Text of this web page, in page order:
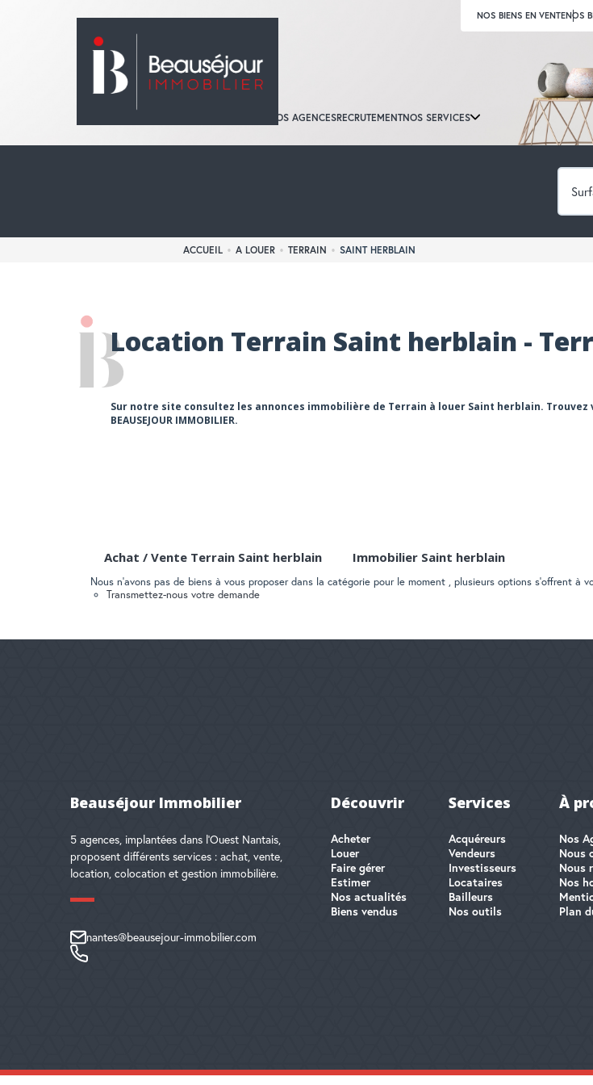
NOS BIENS EN VENTENOS
NOS AGENCESRECRUTEMENTNOS SERVICES
ACCUEIL A LOUER TERRAIN SAINT HERBLAIN
Location Terrain Saint herblain -
Sur notre site consultez les annonces immobilière de Terrain à louer Saint herblain.
BEAUSEJOUR IMMOBILIER.
Achat / Vente Terrain Saint herblain Immobilier Saint herblain
Nous n'avons pas de biens à vous proposer dans la catégorie pour le moment , plusieurs options s'offrent à
Transmettez-nous votre demande
Beauséjour Immobilier
5 agences, implantées dans l'Ouest Nantais,
proposent différents services : achat, vente,
location, colocation et gestion immobilière.
nantes@beausejour-immobilier.com
Découvrir
Acheter
Louer
Faire gérer
Estimer
Nos actualités
Biens vendus
Services
Acquéreurs
Vendeurs
Investisseurs
Locataires
Bailleurs
Nos outils
À
Nos
Nous
Nous
Nos
Plan